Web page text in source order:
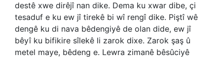
destê xwe dirêjî nan dike. Dema ku xwar dibe, çi
tesaduf e ku ew jî tirekê bi wî rengî dike. Piştî wê
dengê ku di nava bêdengiyê de olan dide, ew jî
bêyî ku bifikire sîlekê li zarok dixe. Zarok şaş û
metel maye, bêdeng e. Lewra zimanê bêsûciyê